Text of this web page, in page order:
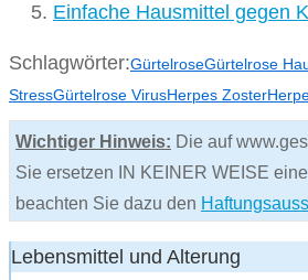
Einfache Hausmittel gegen
Schlagwörter:GürtelroseGürtelrose
StressGürtelrose VirusHerpes Zoster
Wichtiger Hinweis: Die auf
Sie ersetzen IN KEINER WEISE
beachten Sie dazu den
Lebensmittel und Alterung